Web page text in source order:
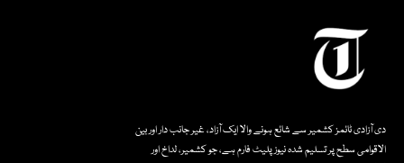
دی آزادی ٹائمز کشمیر سے شائع ہونے والا ایک آزاد، غیر جانب دار اور بین
الاقوامی سطح پر تسلیم شدہ نیوز پلیٹ فارم ہے، جو کشمیر، لداخ اور